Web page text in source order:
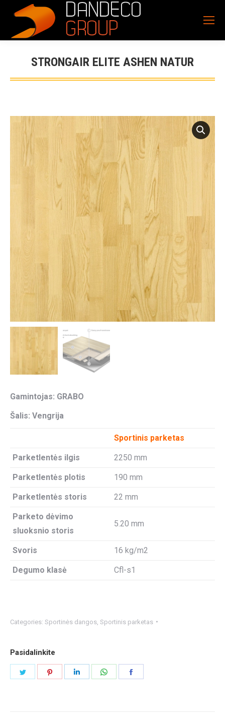
STRONGAIR ELITE ASHEN NATUR
Gamintojas: GRABO
Šalis: Vengrija
Sportinis parketas
Parketlentės ilgis 2250 mm
Parketlentės plotis 190 mm
Parketlentės storis 22 mm
Parketo dėvimo
sluoksnio storis
5.20 mm
Svoris 16 kg/m2
Degumo klasė Cfl-s1
Categories: Sportinės dangos Sportinis parketas
Pasidalinkite